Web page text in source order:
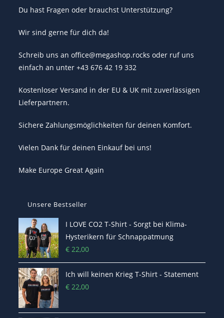
Du hast Fragen oder brauchst Unterstützung?
Wir sind gerne für dich da!
Schreib uns an office@megashop.rocks oder ruf uns
einfach an unter +43 676 42 19 332
Kostenloser Versand in der EU & UK mit zuverlässigen
Lieferpartnern.
Sichere Zahlungsmöglichkeiten für deinen Komfort.
Vielen Dank für deinen Einkauf bei uns!
Make Europe Great Again
Unsere Bestseller
I LOVE CO2 T-Shirt - Sorgt bei Klima-
Hysterikern für Schnappatmung
€ 22,00
Ich will keinen Krieg T-Shirt - Statement
€ 22,00